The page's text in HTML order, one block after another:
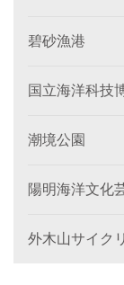
碧砂漁港
国立海洋科技
潮境公園
陽明海洋文化
外木山サイク